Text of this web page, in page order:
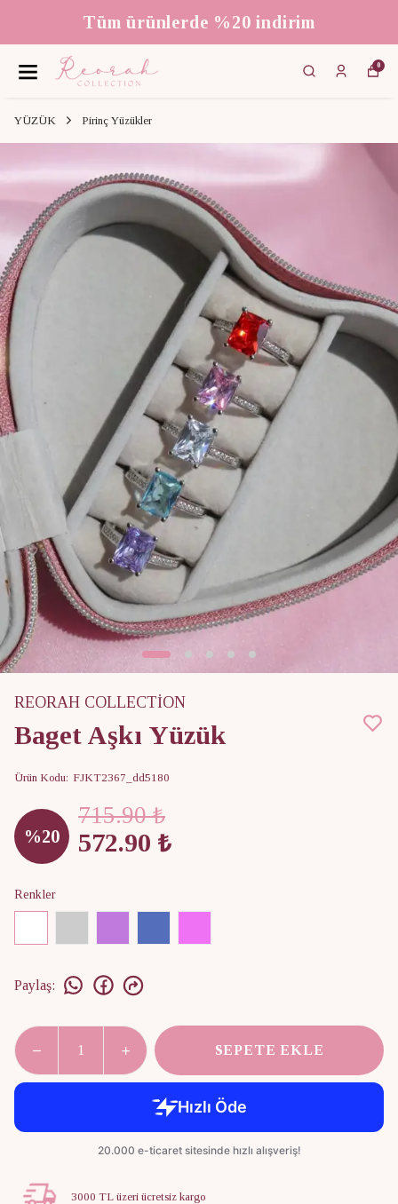
Tüm ürünlerde %20 indirim
0
YÜZÜK Pirinç Yüzükler
REORAH COLLECTİON
Baget Aşkı Yüzük
Ürün Kodu: FJKT2367_dd5180
%20
715.90 ₺
572.90 ₺
Renkler
Paylaş:
SEPETE EKLE
3000 TL üzeri ücretsiz kargo